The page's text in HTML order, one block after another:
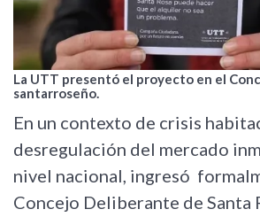
La UTT presentó el proyecto en el
santarroseño.
En un contexto de crisis
desregulación del mercado
nivel nacional, ingresó
Concejo Deliberante de Santa